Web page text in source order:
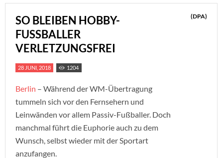
SO BLEIBEN HOBBY-
FUSSBALLER V
ERLETZUNGSFREI
(DPA)
28 JUNI, 2018 1204
Berlin – Während der WM-Übertragung
tummeln sich vor den Fernsehern und
Leinwänden vor allem Passiv-Fußballer. Doch
manchmal führt die Euphorie auch zu dem
Wunsch, selbst wieder mit der Sportart
anzufangen.